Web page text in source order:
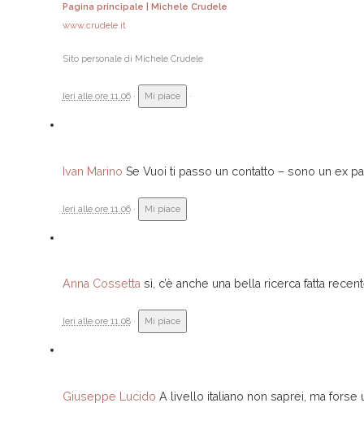
Pagina principale | Michele Crudele
www.crudele.it
Sito personale di Michele Crudele
Ieri alle ore 11.06 · Mi piace ·
Ivan Marino Se Vuoi ti passo un contatto – sono un ex
Ieri alle ore 11.06 · Mi piace
Anna Cossetta sì, c’è anche una bella ricerca fatta
Ieri alle ore 11.08 · Mi piace
Giuseppe Lucido A livello italiano non saprei, ma